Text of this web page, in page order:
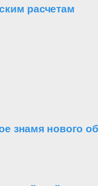
расчетам
знамя нового